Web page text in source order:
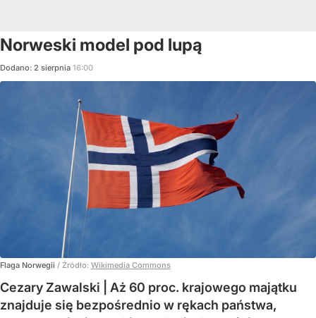
Norweski model pod lupą
Dodano: 2 sierpnia 16:00
Flaga Norwegii / Źródło: Wikimedia Commons
Cezary Zawalski | Aż 60 proc. krajowego majątku
znajduje się bezpośrednio w rękach państwa,